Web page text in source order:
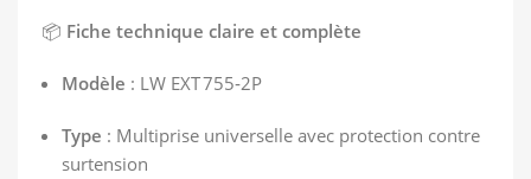
📦 Fiche technique claire et complète
Modèle : LW EXT 755‑2P
Type : Multiprise universelle avec protection contre
surtension